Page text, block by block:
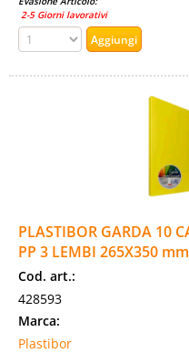
2-5 Giorni lavorativi
PLASTIBOR GARDA 10
PP 3 LEMBI 265X350
Cod. art.:
428593
Marca:
Plastibor